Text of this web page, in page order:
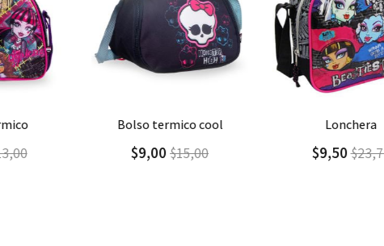
Detalle
bolso termico cool
$15,00
Detalle
$23,75